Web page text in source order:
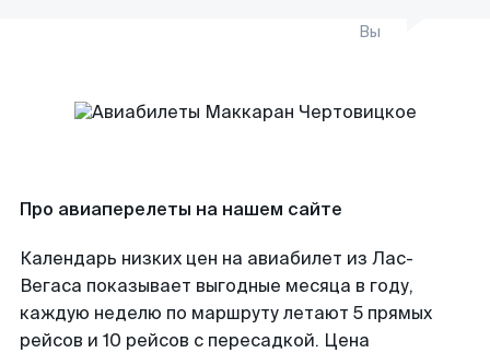
Вы
Про авиаперелеты на нашем сайте
Календарь низких цен на авиабилет из Лас-
Вегаса показывает выгодные месяца в году,
каждую неделю по маршруту летают 5 прямых
рейсов и 10 рейсов с пересадкой. Цена